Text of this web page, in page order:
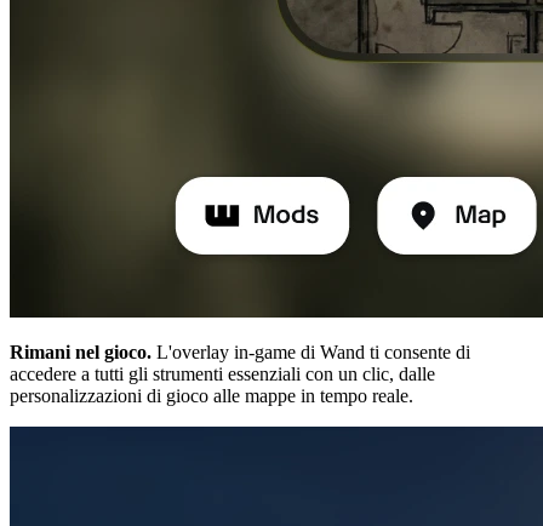
Rimani nel gioco. L'overlay in-game di Wand ti consente di
accedere a tutti gli strumenti essenziali con un clic, dalle
personalizzazioni di gioco alle mappe in tempo reale.